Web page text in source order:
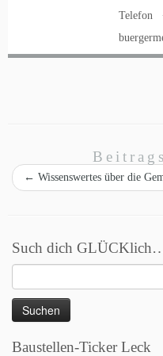
Telefon
← Wissenswertes über die
Such dich
nach:
Baustellen-Ticker Leck